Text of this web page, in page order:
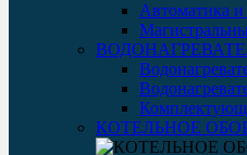
Автоматика
КОТЕЛЬНОЕ